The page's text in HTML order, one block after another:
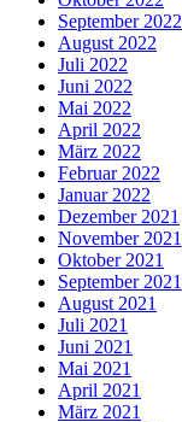
September 2022
August 2022
Juli 2022
Juni 2022
Mai 2022
April 2022
März 2022
Februar 2022
Januar 2022
Dezember 2021
November 2021
Oktober 2021
September 2021
August 2021
Juli 2021
Juni 2021
Mai 2021
April 2021
März 2021